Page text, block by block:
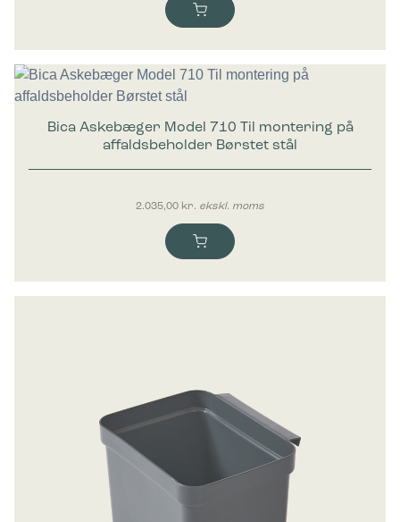
Bica Askebæger Model 710 Til montering på
affaldsbeholder Børstet stål
2.035,00 kr. ekskl. moms